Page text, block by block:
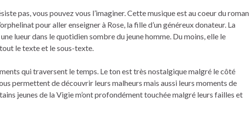
pas, vous pouvez vous l’imaginer. Cette musique est au coeur du roman
pour aller enseigner à Rose, la fille d’un généreux donateur. La
lueur dans le quotidien sombre du jeune homme. Du moins, elle le
le texte et le sous-texte.
qui traversent le temps. Le ton est très nostalgique malgré le côté
permettent de découvrir leurs malheurs mais aussi leurs moments de
jeunes de la Vigie m’ont profondément touchée malgré leurs failles et